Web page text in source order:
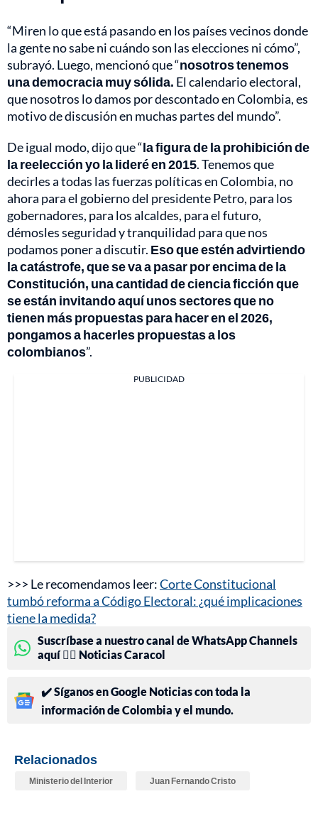
“Miren lo que está pasando en los países vecinos donde
la gente no sabe ni cuándo son las elecciones ni cómo”,
subrayó. Luego, mencionó que “nosotros tenemos
una democracia muy sólida. El calendario electoral,
que nosotros lo damos por descontado en Colombia, es
motivo de discusión en muchas partes del mundo”.
De igual modo, dijo que “la figura de la prohibición de
la reelección yo la lideré en 2015. Tenemos que
decirles a todas las fuerzas políticas en Colombia, no
ahora para el gobierno del presidente Petro, para los
gobernadores, para los alcaldes, para el futuro,
démosles seguridad y tranquilidad para que nos
podamos poner a discutir. Eso que estén advirtiendo
la catástrofe, que se va a pasar por encima de la
Constitución, una cantidad de ciencia ficción que
se están invitando aquí unos sectores que no
tienen más propuestas para hacer en el 2026,
pongamos a hacerles propuestas a los
colombianos”.
PUBLICIDAD
>>> Le recomendamos leer:Corte Constitucional
tumbó reforma a Código Electoral: ¿qué implicaciones
tiene la medida?
Suscríbase a nuestro canal de WhatsApp Channels
aquí 👉🏻 Noticias Caracol
✔️ Síganos en Google Noticias con toda la
información de Colombia y el mundo.
Relacionados
Ministerio del Interior Juan Fernando Cristo